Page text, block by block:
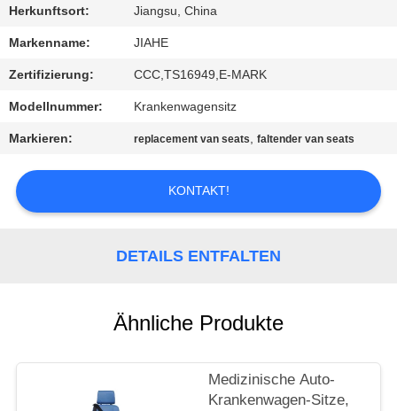
SIE
MIT
UNS
IN
VERBINDUNG
NACHRICHTEN
PRIVACY
Herkunftsort: Jiangsu, China
Markenname: JIAHE
Zertifizierung: CCC,TS16949,E-MARK
Modellnummer: Krankenwagensitz
Markieren: replacement van seats,faltender van seats
KONTAKT!
DETAILS ENTFALTEN
Ähnliche Produkte
Medizinische Auto-
Krankenwagen-Sitze,